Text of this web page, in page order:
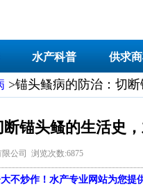
水产科普 供求
>锚头鳋病的防治：切
锚头鳋的生活史
限公司 浏览次数:6875
不炒作！水产专业网站为您提